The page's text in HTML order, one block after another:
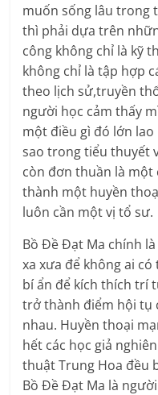
muốn sống lâu trong
thì phải dựa trên
công không chỉ là kỹ
không chỉ là tập hợp
theo lịch sử,truyền
người học cảm thấy
một điều gì đó lớn
sao trong tiểu thuyết
còn đơn thuần là
thành một huyền
luôn cần một vị tổ sư.
Bồ Đề Đạt Ma chính
xa xưa để không ai
bí ẩn để kích thích trí
trở thành điểm hội tụ
nhau. Huyền thoại
hết các học giả
thuật Trung Hoa đều
Bồ Đề Đạt Ma là